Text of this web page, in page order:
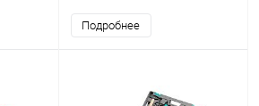
Подробнее